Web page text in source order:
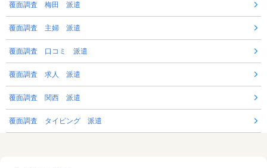
覆面調査 梅田 派遣
覆面調査 主婦 派遣
覆面調査 口コミ 派遣
覆面調査 求人 派遣
覆面調査 関西 派遣
覆面調査 タイピング 派遣